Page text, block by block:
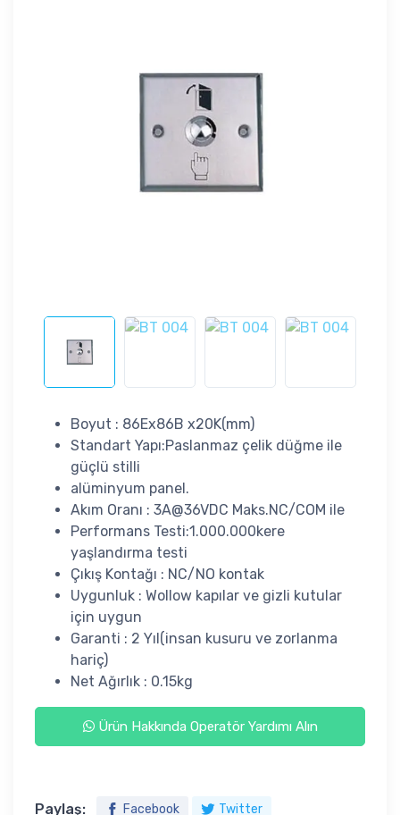
Boyut : 86Ex86B x20K(mm)
Standart Yapı:Paslanmaz çelik düğme ile
güçlü stilli
alüminyum panel.
Akım Oranı : 3A@36VDC Maks.NC/COM ile
Performans Testi:1.000.000kere
yaşlandırma testi
Çıkış Kontağı : NC/NO kontak
Uygunluk : Wollow kapılar ve gizli kutular
için uygun
Garanti : 2 Yıl(insan kusuru ve zorlanma
hariç)
Net Ağırlık : 0.15kg
Ürün Hakkında Operatör Yardımı Alın
Paylaş: Facebook Twitter